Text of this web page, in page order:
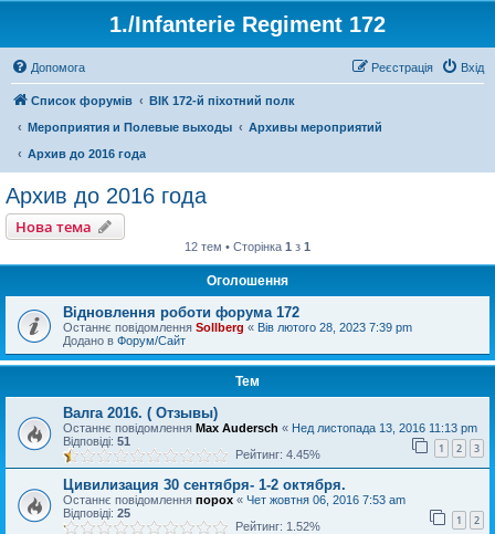
1./Infanterie Regiment 172
Допомога Вхід
Реєстрація
Список форумів
ВІК 172-й піхотний полк
Мероприятия и Полевые выходы
Архивы мероприятий
Архив до 2016 года
Архив до 2016 года
Нова тема
12 тем • Сторінка 1 з 1
Оголошення
Відновлення роботи форума 172
Останнє повідомлення Sollberg « Вів лютого 28, 2023 7:39 pm
Додано в Форум/Сайт
Тем
Валга 2016. ( Отзывы)
Останнє повідомлення Max Audersch « Нед листопада 13, 2016 11:13 pm
Відповіді: 51 1 2 3
Рейтинг: 4.45%
Цивилизация 30 сентября- 1-2 октября.
Останнє повідомлення порох « Чет жовтня 06, 2016 7:53 am
Відповіді: 25 1 2
Рейтинг: 1.52%